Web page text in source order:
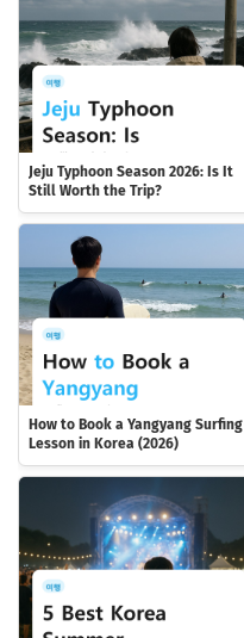
Jeju Typhoon Season 2026: Is It
Still Worth the Trip?
How to Book a Yangyang Surfing
Lesson in Korea (2026)